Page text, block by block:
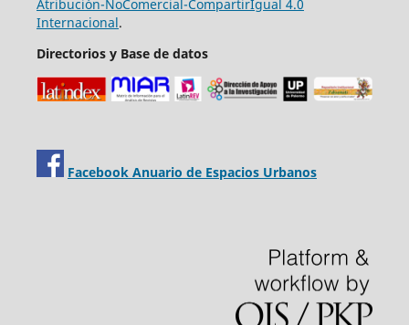
Atribución-NoComercial-CompartirIgual 4.0
Internacional.
Directorios y Base de datos
Facebook Anuario de Espacios Urbanos